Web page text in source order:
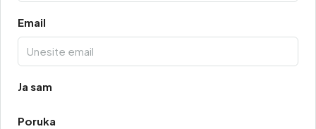
Email
Ja sam
Poruka